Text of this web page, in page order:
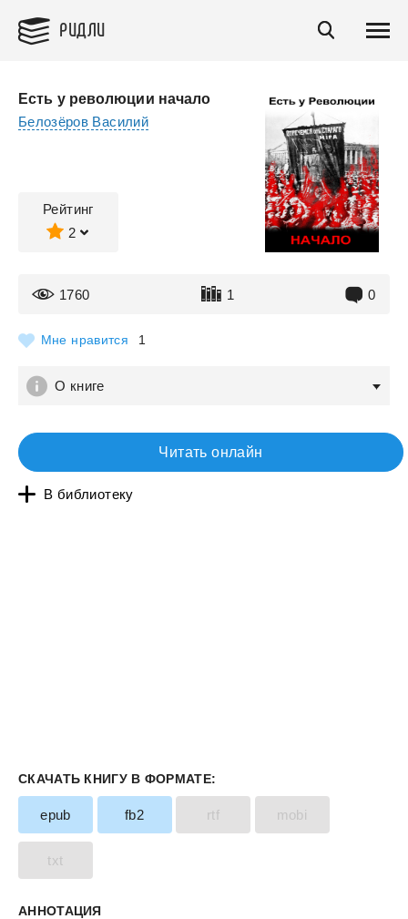
РИДЛИ
Есть у революции начало
Белозёров Василий
Рейтинг
2
1760 1 0
Мне нравится 1
О книге
Читать онлайн
В библиотеку
СКАЧАТЬ КНИГУ В ФОРМАТЕ:
epub fb2 rtf mobi
txt
АННОТАЦИЯ